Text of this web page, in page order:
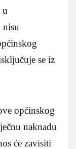
se iz
općinskog
naknadu
će zavisiti